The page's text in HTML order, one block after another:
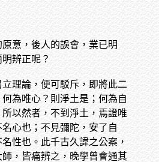
原意，後人的誤會，業已明
辨正呢？
理論，便可駁斥，即將此二
為唯心？則淨土是；何為自
以然者，不到淨土，焉證唯
心也；不見彌陀，安了自
性也。此千古久諱之公案，
，皆痛辨之，晚學曾會通其